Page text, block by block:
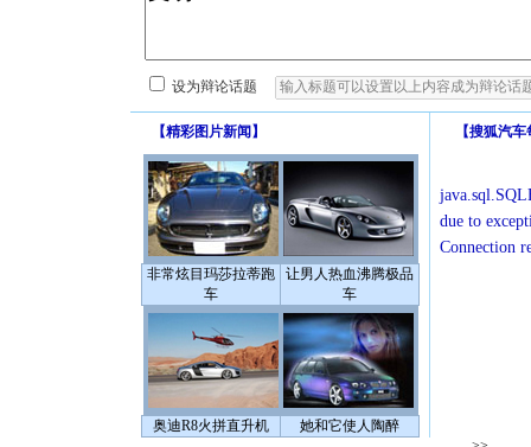
设为辩论话题
【精彩图片新闻 】
非常炫目玛莎拉蒂跑
车
让男人热血沸腾极品
车
奥迪R8火拼直升机 她和它使人陶醉
【搜狐汽车
due to
Connection